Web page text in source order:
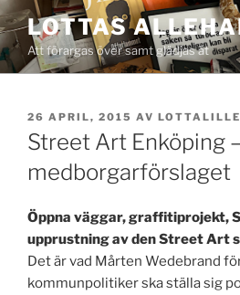
Hoppa
till
innehåll
LOTTAS
Att förargas över samt glädjas åt
PUBLICERAT
26 APRIL, 2015 AV LOTTALILLE
Street Art Enköping –
medborgarförslaget
Öppna väggar, graffitiprojekt,
upprustning av den Street Art
Det är vad Mårten Wedebrand
kommunpolitiker ska ställa sig